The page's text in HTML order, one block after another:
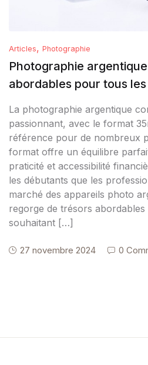
Articles, Photographie
Photographie
abordables pour tous
La photographie argentique
passionnant, avec le format
référence pour de nombreux
format offre un équilibre
praticité et accessibilité
les débutants que les
marché des appareils photo
regorge de trésors
souhaitant […]
27 novembre 2024 0